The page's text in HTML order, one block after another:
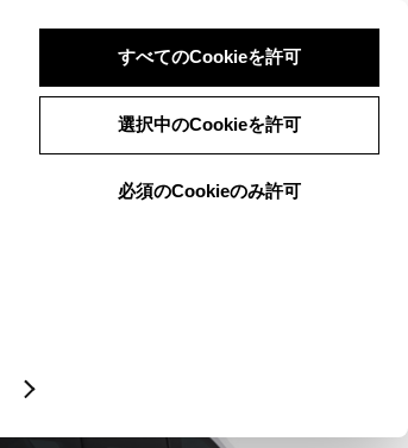
すべてのCookieを許可
選択中のCookieを許可
必須のCookieのみ許可
ログイン 検索 メニュー